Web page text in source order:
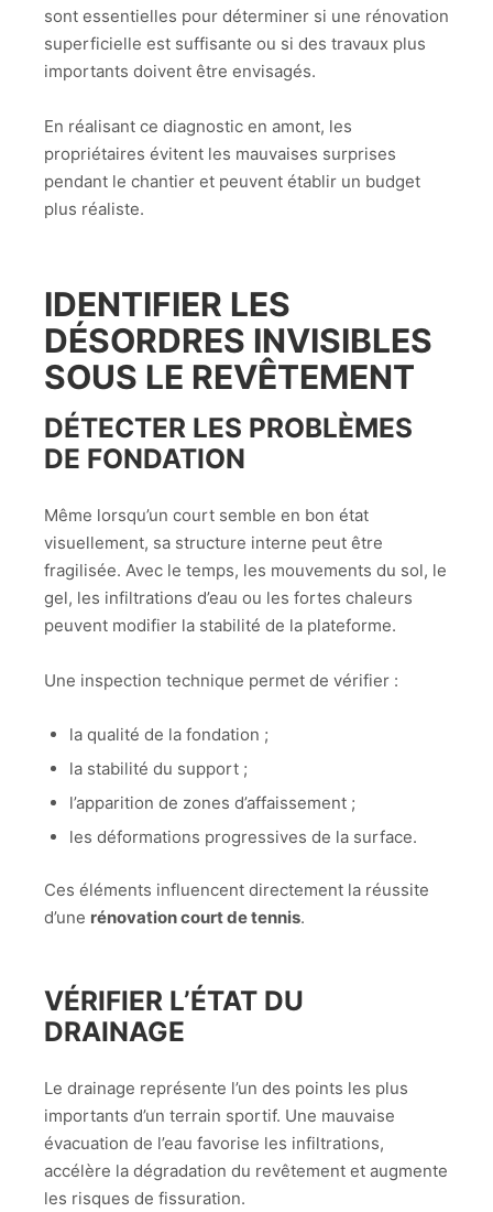
sont essentielles pour déterminer si une rénovation
superficielle est suffisante ou si des travaux plus
importants doivent être envisagés.
En réalisant ce diagnostic en amont, les
propriétaires évitent les mauvaises surprises
pendant le chantier et peuvent établir un budget
plus réaliste.
IDENTIFIER LES
DÉSORDRES INVISIBLES
SOUS LE REVÊTEMENT
DÉTECTER LES PROBLÈMES
DE FONDATION
Même lorsqu’un court semble en bon état
visuellement, sa structure interne peut être
fragilisée. Avec le temps, les mouvements du sol, le
gel, les infiltrations d’eau ou les fortes chaleurs
peuvent modifier la stabilité de la plateforme.
Une inspection technique permet de vérifier :
la qualité de la fondation ;
la stabilité du support ;
l’apparition de zones d’affaissement ;
les déformations progressives de la surface.
Ces éléments influencent directement la réussite
d’une rénovation court de tennis.
VÉRIFIER L’ÉTAT DU
DRAINAGE
Le drainage représente l’un des points les plus
importants d’un terrain sportif. Une mauvaise
évacuation de l’eau favorise les infiltrations,
accélère la dégradation du revêtement et augmente
les risques de fissuration.